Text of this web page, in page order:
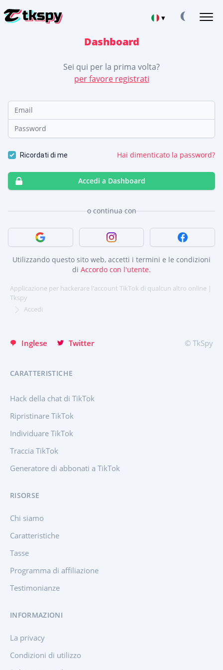
▾
中文
Français
日本
Portuguese (Brazil)
Türkçe
Leggere la corrispondenza di altre persone
RIPRISTINARE TIKTOK
TRACCIA LA POSIZIONE SU TIKTOK
Scoprire dove si trova una persona
App di tracciamento
Aggiungere altri abbonati
Tasse
Domande
Programma di affiliazione
Chi siamo
Caratteristiche
Recensioni
Dashboard
Sei qui per la prima volta?
per favore registrati
Email
Password
Ricordati di me Hai dimenticato la password?
Accedi a Dashboard
o continua con
Accedi con Google Accedi con InstagramAccedi con
Utilizzando questo sito web, accetti i termini e le condizioni
di Accordo con l'utente.
Applicazione per hackerare l'account TikTok di qualcun altro online |
Tkspy
Accedi
Inglese
Español
中文
Français
Хинди हिन्दी
English
Twitter © TkSpy
CARATTERISTICHE
Hack della chat di TikTok
Ripristinare TikTok
Individuare TikTok
Traccia TikTok
Generatore di abbonati a TikTok
RISORSE
Chi siamo
Caratteristiche
Tasse
Programma di affiliazione
Testimonianze
INFORMAZIONI
La privacy
Condizioni di utilizzo